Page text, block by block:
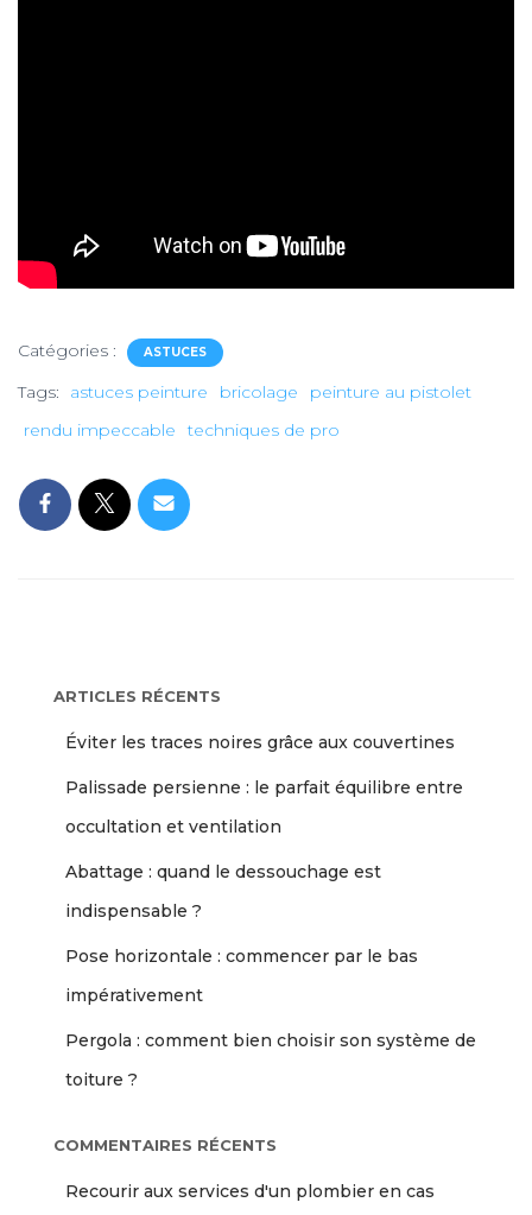
Catégories : ASTUCES
Tags: astuces peinture bricolage
peinture au pistolet
rendu impeccable
techniques de pro
ARTICLES RÉCENTS
Éviter les traces noires grâce aux couvertines
Palissade persienne : le parfait équilibre entre
occultation et ventilation
Abattage : quand le dessouchage est
indispensable ?
Pose horizontale : commencer par le bas
impérativement
Pergola : comment bien choisir son système de
toiture ?
COMMENTAIRES RÉCENTS
Recourir aux services d'un plombier en cas